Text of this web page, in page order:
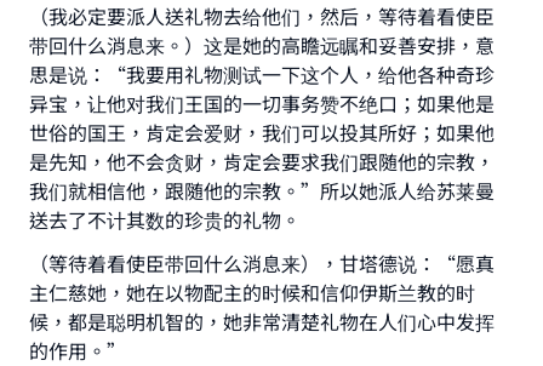
（我必定要派人送礼物去给他们，然后，等待着看使臣
带回什么消息来。）这是她的高瞻远瞩和妥善安排，意
思是说：“我要用礼物测试一下这个人，给他各种奇珍
异宝，让他对我们王国的一切事务赞不绝口；如果他是
世俗的国王，肯定会爱财，我们可以投其所好；如果他
是先知，他不会贪财，肯定会要求我们跟随他的宗教，
我们就相信他，跟随他的宗教。”所以她派人给苏莱曼
送去了不计其数的珍贵的礼物。
（等待着看使臣带回什么消息来），甘塔德说：“愿真
主仁慈她，她在以物配主的时候和信仰伊斯兰教的时
候，都是聪明机智的，她非常清楚礼物在人们心中发挥
的作用。”
"A person who leads others to doing what is
good will earn the same reward as those who
do it."
(MUSLIM, 1893)
Support IslamQA